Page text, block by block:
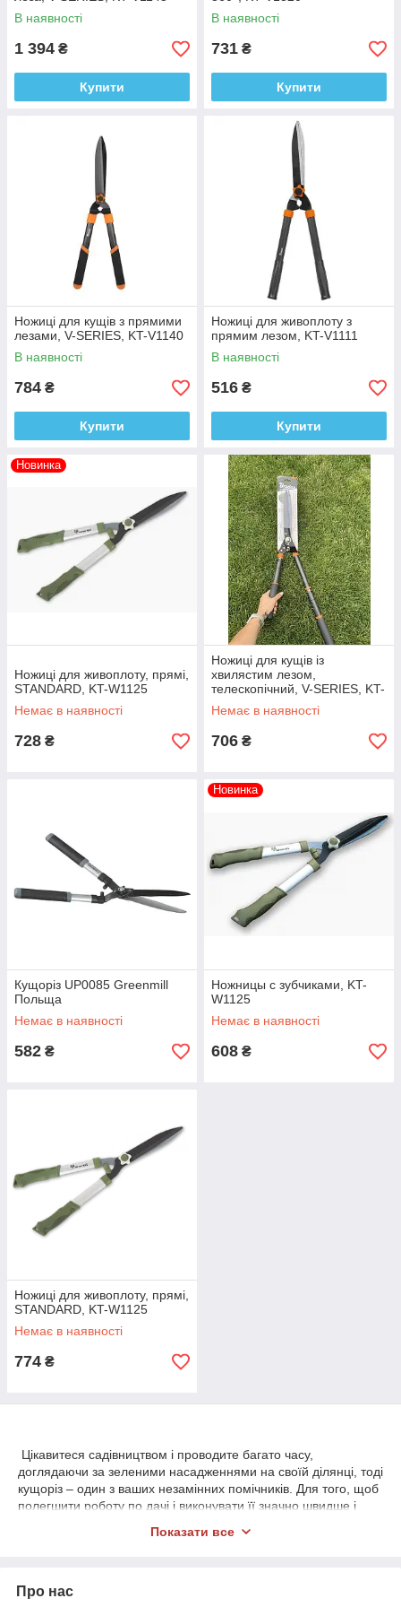
В наявності
1 394 ₴
Купити
В наявності
731 ₴
Купити
Ножиці для кущів з прямими
лезами, V-SERIES, KT-V1140
В наявності
784 ₴
Купити
Ножиці для живоплоту з
прямим лезом, KT-V1111
В наявності
516 ₴
Купити
Новинка
Ножиці для живоплоту, прямі,
STANDARD, KT-W1125
Немає в наявності
728 ₴
Ножиці для кущів із
хвилястим лезом,
телескопічний, V-SERIES, KT-
V1120
Немає в наявності
706 ₴
Кущоріз UP0085 Greenmill
Польща
Немає в наявності
582 ₴
Новинка
Ножницы с зубчиками, KT-
W1125
Немає в наявності
608 ₴
Ножиці для живоплоту, прямі,
STANDARD, KT-W1125
Немає в наявності
774 ₴
Цікавитеся садівництвом і проводите багато часу,
доглядаючи за зеленими насадженнями на своїй ділянці, тоді
кущоріз – один з ваших незамінних помічників. Для того, щоб
полегшити роботу по дачі і виконувати її значно швидше і
інтернет-магазині «AgroDolina».
С помощью этого садового инструмента у вас легко
Показати все
Про нас